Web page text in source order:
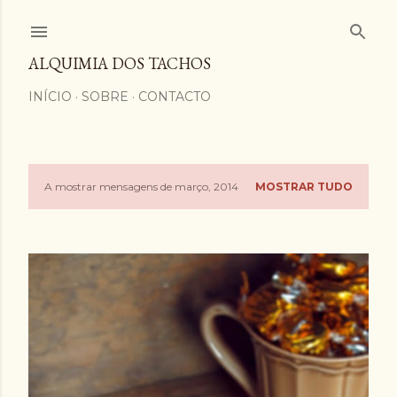
ALQUIMIA DOS TACHOS
INÍCIO SOBRE CONTACTO
M
s
g
A mostrar mensagens de março, 2014 MOSTRAR TUDO